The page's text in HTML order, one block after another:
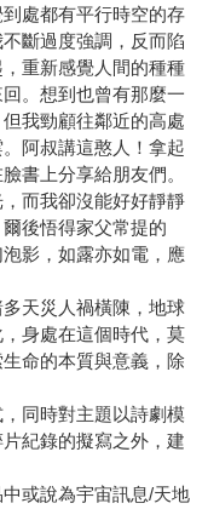
處都有平行時空的存
斷過度強調，反而陷
重新感覺人間的種種
。想到也曾有那麼一
我勁顧往鄰近的高處
阿叔講這憨人！拿起
書上分享給朋友們。
而我卻沒能好好靜靜
後悟得家父常提的
影，如露亦如電，應
天災人禍橫陳，地球
身處在這個時代，莫
命的本質與意義，除
同時對主題以詩劇模
紀錄的擬寫之外，建
或說為宇宙訊息/天地